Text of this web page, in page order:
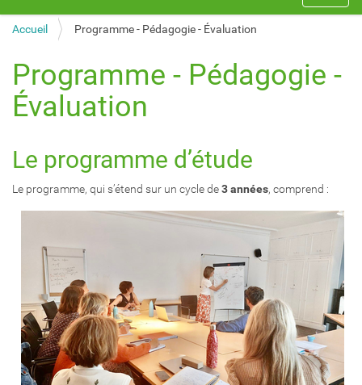
v
Accueil Programme - Pédagogie - Évaluation
Programme - Pédagogie -
Évaluation
Le programme d’étude
Le programme, qui s’étend sur un cycle de3 années, comprend :